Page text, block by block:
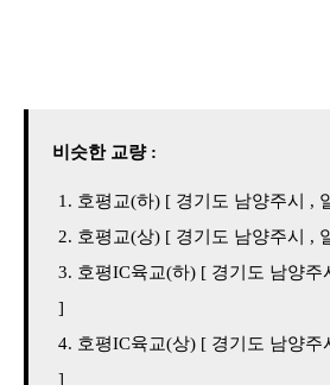
비슷한 교량 :
호평교(하) [ 경기도 남양주시 ,
호평교(상) [ 경기도 남양주시 ,
호평IC육교(하) [ 경기도 남양주
]
호평IC육교(상) [ 경기도 남양주
]